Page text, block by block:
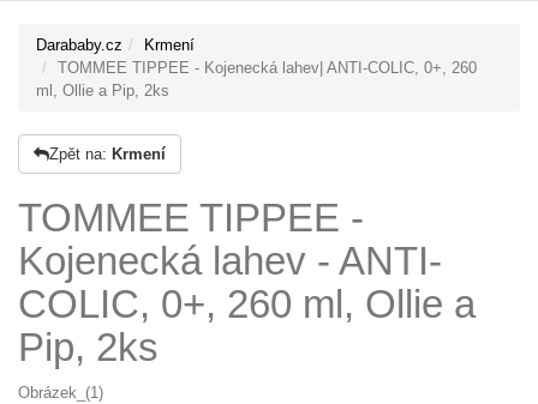
Darababy.cz
Krmení
TOMMEE TIPPEE - Kojenecká lahev| ANTI-COLIC, 0+, 260
ml, Ollie a Pip, 2ks
Zpět na: Krmení
TOMMEE TIPPEE -
Kojenecká lahev - ANTI-
COLIC, 0+, 260 ml, Ollie a
Pip, 2ks
Obrázek_(1)